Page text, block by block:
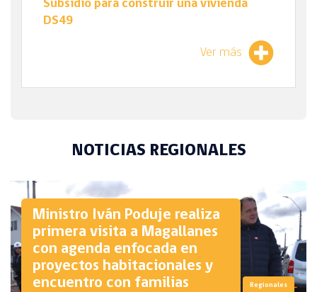
Subsidio para construir una vivienda
DS49
Ver más
NOTICIAS REGIONALES
Ministro Iván Poduje realiza
primera visita a Magallanes
con agenda enfocada en
proyectos habitacionales y
encuentro con familias
Regionales